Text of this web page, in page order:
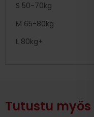
S 50-70kg
M 65-80kg
L 80kg+
Tutustu myös